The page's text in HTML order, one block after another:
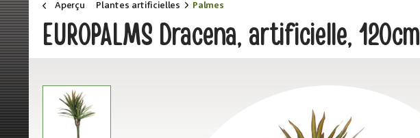
Aperçu Plantes artificielles Palmes
EUROPALMS Dracena, artificielle, 120cm